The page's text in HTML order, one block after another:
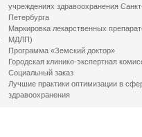
учреждениях здравоохранения
Петербурга
Маркировка лекарственных
МДЛП)
Программа «Земский доктор»
Городская клинико-экспертная
Социальный заказ
Лучшие практики оптимизации в
здравоохранения